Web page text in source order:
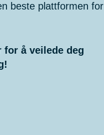
beste plattformen for
for å veilede deg